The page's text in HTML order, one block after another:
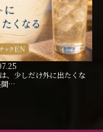
、少しだけ外に出たくな
間…